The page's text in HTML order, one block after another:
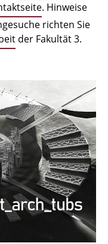
. Hinweise
richten Sie
der Fakultät 3.